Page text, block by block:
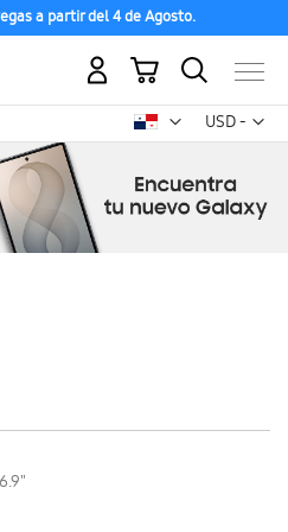
a partir del 4 de Agosto.
USD -
dólar
Mi carrito